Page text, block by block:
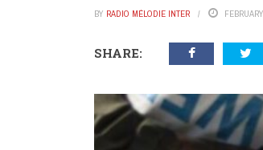
BY RADIO MÉLODIE INTER
SHARE: